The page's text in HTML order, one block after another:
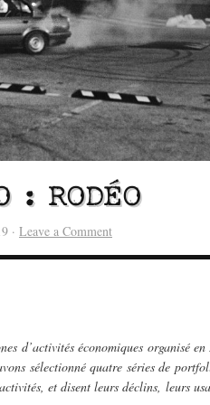
: RODÉO
· Leave a Comment
d’activités économiques organisé
sélectionné quatre séries de
et disent leurs déclins, leurs
Spatialités et
années 1950